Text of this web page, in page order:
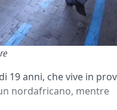
19 anni, che vive in
nordafricano, mentre